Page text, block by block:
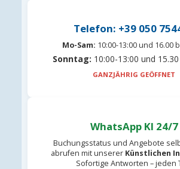
Telefon: +39 050
Mo-Sam: 10:00-13:00 und 16.00
Sonntag: 10:00-13:00 und
GANZJÄHRIG GEÖFFNET
WhatsApp KI 24/7
Buchungsstatus und Angebote
abrufen mit unserer Künstlichen
Sofortige Antworten – jeden